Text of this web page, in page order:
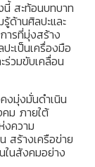
สะท้อนบทบาท
ด้านศิลปะและ
ารที่มุ่งสร้าง
ะเป็นเครื่องมือ
ร่วมขับเคลื่อน
มุ่งมั่นดำเนิน
คม ภายใต้
งความ
สร้างเครือข่าย
นสังคมอย่าง